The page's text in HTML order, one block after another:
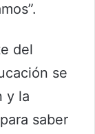
del
se
y la
saber